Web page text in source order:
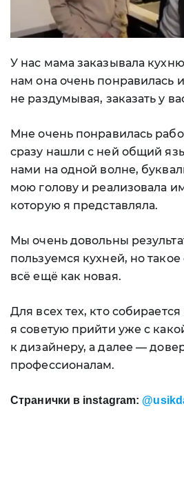
У нас мама заказывала
нам она очень
не раздумывая, заказать у
Мне очень понравилась
сразу нашли с ней общий
нами на одной волне,
мою голову и реализовала
которую я представляла.
Мы очень довольны
пользуемся кухней, но
всё ещё как новая.
Для всех тех, кто
я советую прийти уже с
к дизайнеру, а далее —
профессионалам.
Странички в instagram: